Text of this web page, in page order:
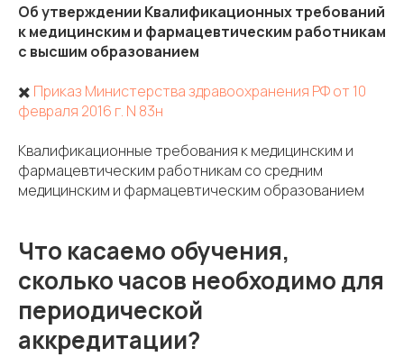
Об утверждении Квалификационных требований
к медицинским и фармацевтическим работникам
с высшим образованием
✖️ Приказ Министерства здравоохранения РФ от 10
февраля 2016 г. N 83н
Квалификационные требования к медицинским и
фармацевтическим работникам со средним
медицинским и фармацевтическим образованием
Что касаемо обучения,
сколько часов необходимо для
периодической
аккредитации?